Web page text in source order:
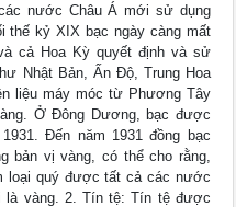
nước Châu Á mới sử dụng
thế kỷ XIX bạc ngày càng mất
cả Hoa Kỳ quyết định và sử
Nhật Bản, Ấn Độ, Trung Hoa
liệu máy móc từ Phương Tây
Ở Đông Dương, bạc được
Đến năm 1931 đồng bạc
bản vị vàng, có thể cho rằng,
loại quý được tất cả các nước
là vàng. 2. Tín tệ: Tín tệ được